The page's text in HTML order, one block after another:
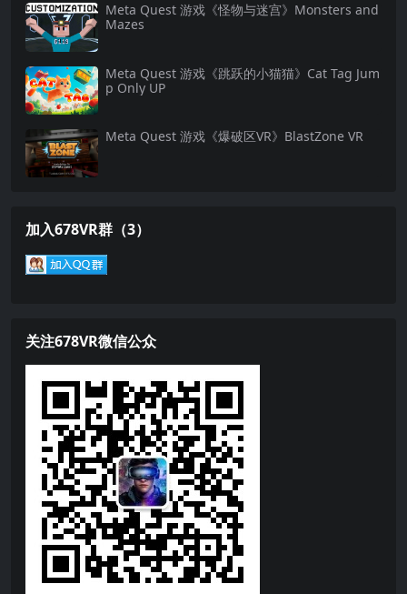
Meta Quest 游戏《怪物与迷宫》Monsters and
Mazes
Meta Quest 游戏《跳跃的小猫猫》Cat Tag Jum
p Only UP
Meta Quest 游戏《爆破区VR》BlastZone VR
加入678VR群（3）
关注678VR微信公众